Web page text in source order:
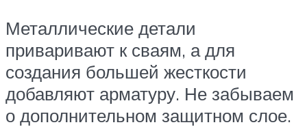
Металлические детали
приваривают к сваям, а для
создания большей жесткости
добавляют арматуру. Не забываем
о дополнительном защитном слое.